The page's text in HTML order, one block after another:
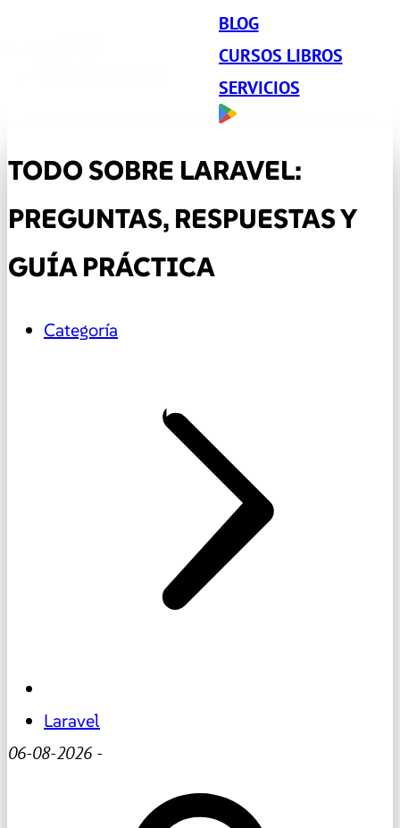
BLOG
CURSOS LIBROS
SERVICIOS
TODO SOBRE LARAVEL:
PREGUNTAS, RESPUESTAS Y
GUÍA PRÁCTICA
Categoría
Laravel
06-08-2026 -